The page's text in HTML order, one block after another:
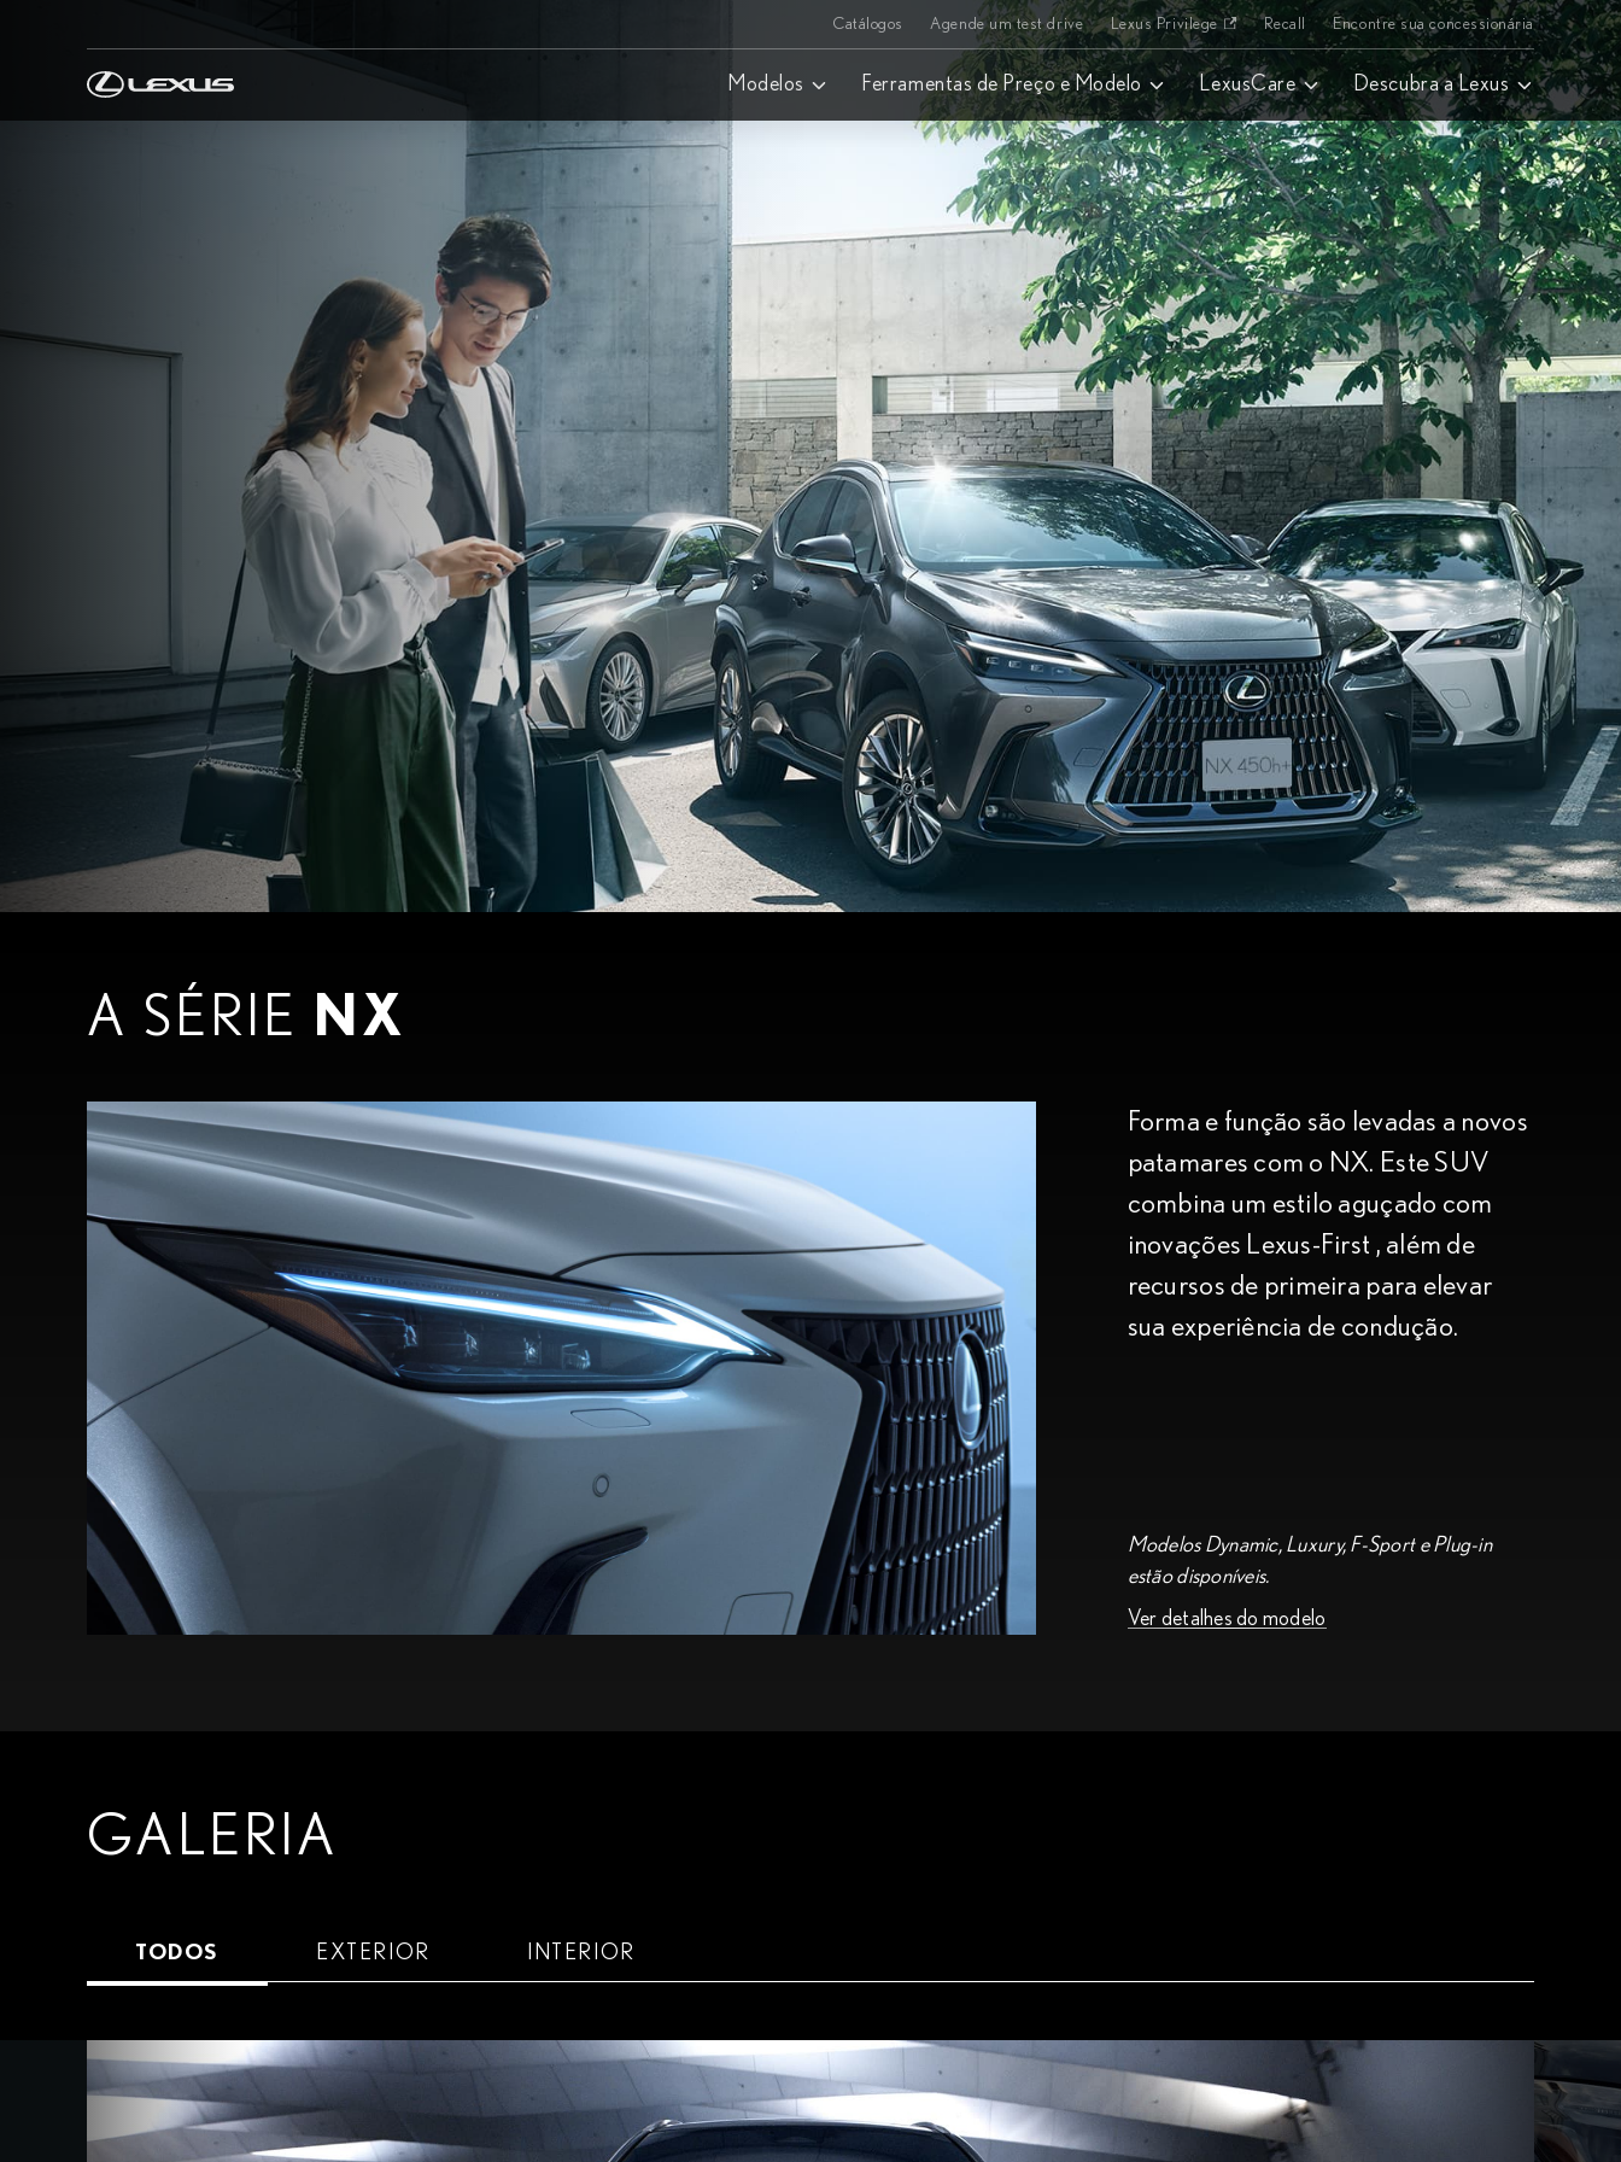
Catálogos Agende um test drive Lexus Privilege Recall Encontre sua concessionária
Modelos Ferramentas de Preço e Modelo LexusCare Descubra a Lexus
A SÉRIE NX
Forma e função são levadas a novos
patamares com o NX. Este SUV
combina um estilo aguçado com
inovações Lexus-First , além de
recursos de primeira para elevar
sua experiência de condução.
Modelos Dynamic, Luxury, F-Sport e Plug-in
estão disponíveis.
Ver detalhes do modelo
GALERIA
TODOS EXTERIOR INTERIOR